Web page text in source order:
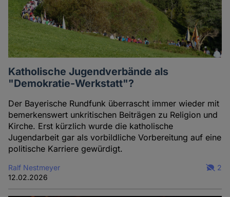
Katholische Jugendverbände als
"Demokratie-Werkstatt"?
Der Bayerische Rundfunk überrascht immer wieder mit
bemerkenswert unkritischen Beiträgen zu Religion und
Kirche. Erst kürzlich wurde die katholische
Jugendarbeit gar als vorbildliche Vorbereitung auf eine
politische Karriere gewürdigt.
Ralf Nestmeyer
12.02.2026
2